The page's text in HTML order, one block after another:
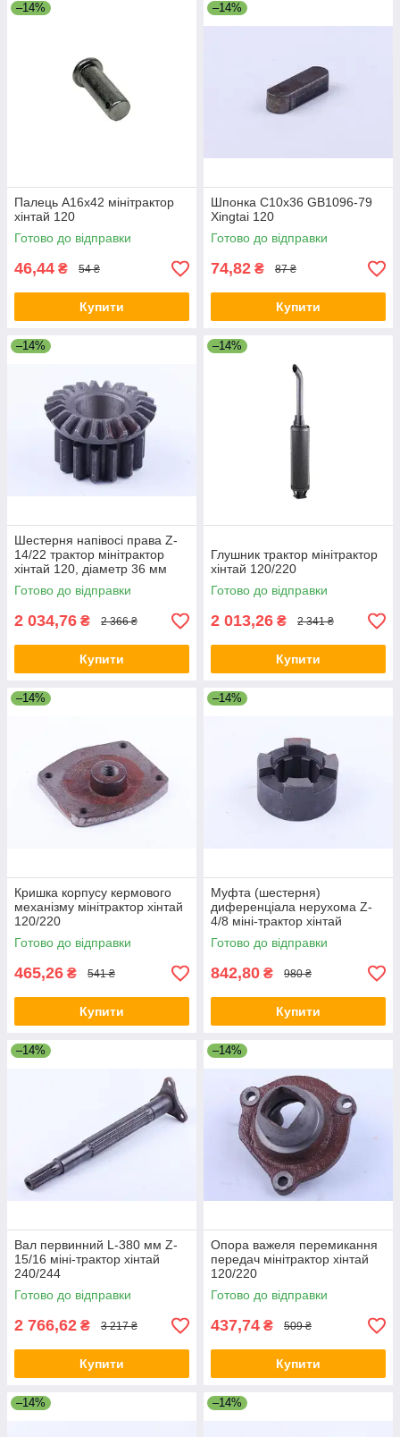
–14%
Палець А16х42 мінітрактор
хінтай 120
Готово до відправки
46,44 ₴ 54 ₴
Купити
–14%
Шпонка С10х36 GB1096-79
Хingtai 120
Готово до відправки
74,82 ₴ 87 ₴
Купити
–14%
Шестерня напівосі права Z-
14/22 трактор мінітрактор
хінтай 120, діаметр 36 мм
Готово до відправки
2 034,76 ₴ 2 366 ₴
Купити
–14%
Глушник трактор мінітрактор
хінтай 120/220
Готово до відправки
2 013,26 ₴ 2 341 ₴
Купити
–14%
Кришка корпусу кермового
механізму мінітрактор хінтай
120/220
Готово до відправки
465,26 ₴ 541 ₴
Купити
–14%
Муфта (шестерня)
диференціала нерухома Z-
4/8 міні-трактор хінтай
224/244
Готово до відправки
842,80 ₴ 980 ₴
Купити
–14%
Вал первинний L-380 мм Z-
15/16 міні-трактор хінтай
240/244
Готово до відправки
2 766,62 ₴ 3 217 ₴
Купити
–14%
Опора важеля перемикання
передач мінітрактор хінтай
120/220
Готово до відправки
437,74 ₴ 509 ₴
Купити
–14% –14%